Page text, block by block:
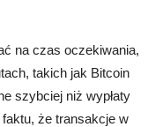
na czas oczekiwania,
takich jak Bitcoin
szybciej niż wypłaty
że transakcje w